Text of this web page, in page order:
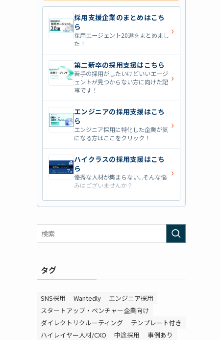
採用支援企業のまとめはこち
ら
採用エージェント20選をまとめまし
た！
›
第二新卒の採用支援はこちら
若手の採用がしたいけどいいエージ
ェントが見つからない方に向けた記
事です！
›
エンジニアの採用支援はこち
ら
エンジニア採用に特化した企業が気
になる方はここをクリック！
›
ハイクラスの採用支援はこち
ら
優秀な人材が集まらない...そんな悩
みはございませんか？
›
営業職の採用支援はこちら
した企業を七つ集めました！
外資系の採用支援はこちら
タグ
SNS採用 Wantedly
エンジニア採用
スタートアップ・ベンチャー企業向け
ダイレクトリクルーティング
テンプレート付き
ハイレイヤー人材/CXO
中途採用
事例あり